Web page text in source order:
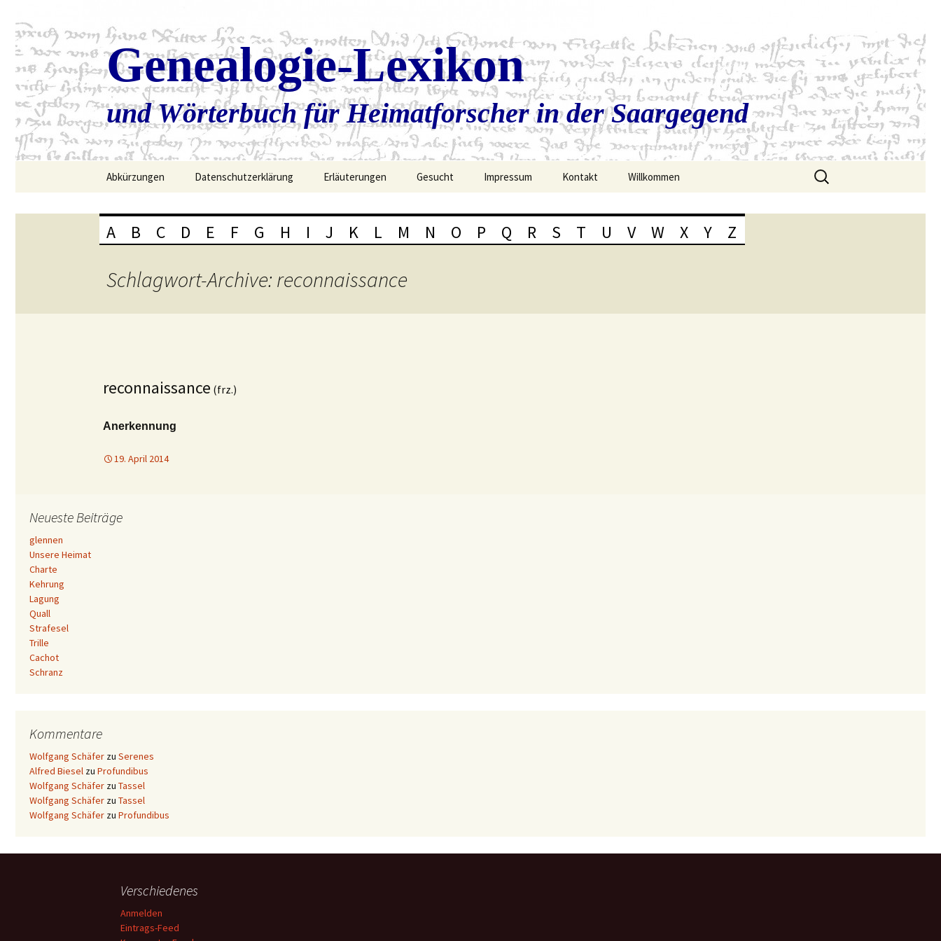
Genealogie-Lexikon
und Wörterbuch für Heimatforscher in der Saargegend
Abkürzungen Datenschutzerklärung Erläuterungen Gesucht Impressum Kontakt Willkommen
Suchen
nach:
A B C D E F G H I J K L M N O P Q R S T U V W X Y Z
Schlagwort-Archive: reconnaissance
reconnaissance (frz.)
Anerkennung
19. April 2014
Neueste Beiträge
glennen
Unsere Heimat
Charte
Kehrung
Lagung
Quall
Strafesel
Trille
Cachot
Schranz
Kommentare
Wolfgang Schäfer zu Serenes
Alfred Biesel zu Profundibus
Wolfgang Schäfer zu Tassel
Wolfgang Schäfer zu Tassel
Wolfgang Schäfer zu Profundibus
Verschiedenes
Anmelden
Eintrags-Feed